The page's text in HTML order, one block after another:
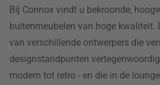
Bij Connox vindt u bekroonde,
buitenmeubelen van hoge kwaliteit.
van verschillende ontwerpers die
designstandpunten
modern tot retro - en die in de